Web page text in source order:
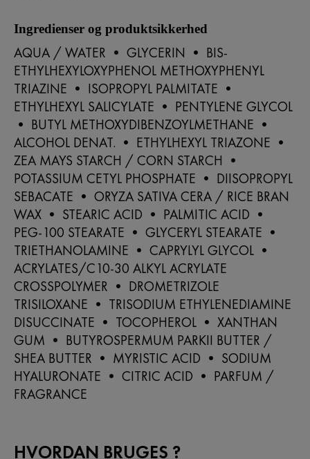
Ingredienser og produktsikkerhed
AQUA / WATER • GLYCERIN • BIS-
ETHYLHEXYLOXYPHENOL METHOXYPHENYL
TRIAZINE • ISOPROPYL PALMITATE •
ETHYLHEXYL SALICYLATE • PENTYLENE GLYCOL
• BUTYL METHOXYDIBENZOYLMETHANE •
ALCOHOL DENAT. • ETHYLHEXYL TRIAZONE •
ZEA MAYS STARCH / CORN STARCH •
POTASSIUM CETYL PHOSPHATE • DIISOPROPYL
SEBACATE • ORYZA SATIVA CERA / RICE BRAN
WAX • STEARIC ACID • PALMITIC ACID •
PEG-100 STEARATE • GLYCERYL STEARATE •
TRIETHANOLAMINE • CAPRYLYL GLYCOL •
ACRYLATES/C10-30 ALKYL ACRYLATE
CROSSPOLYMER • DROMETRIZOLE
TRISILOXANE • TRISODIUM ETHYLENEDIAMINE
DISUCCINATE • TOCOPHEROL • XANTHAN
GUM • BUTYROSPERMUM PARKII BUTTER /
SHEA BUTTER • MYRISTIC ACID • SODIUM
HYALURONATE • CITRIC ACID • PARFUM /
FRAGRANCE
HVORDAN BRUGES ?